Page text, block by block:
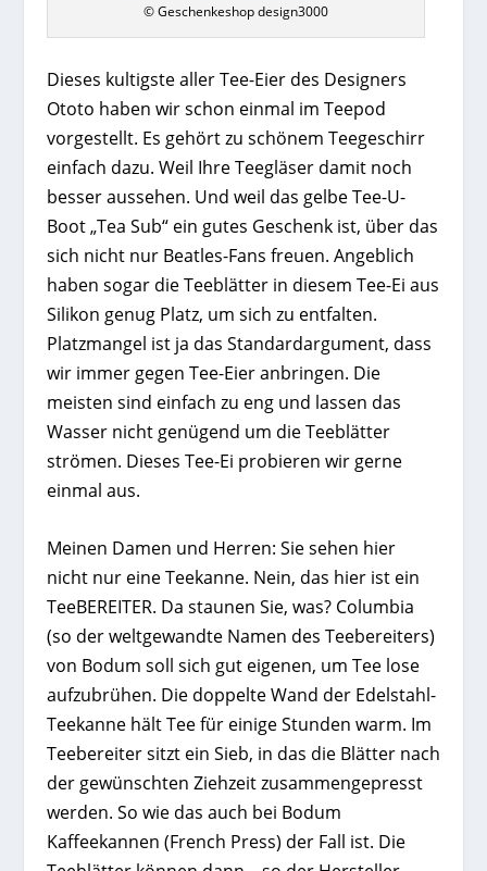
© Geschenkeshop design3000
Dieses kultigste aller Tee-Eier des Designers
Ototo haben wir schon einmal im Teepod
vorgestellt. Es gehört zu schönem Teegeschirr
einfach dazu. Weil Ihre Teegläser damit noch
besser aussehen. Und weil das gelbe Tee-U-
Boot „Tea Sub“ ein gutes Geschenk ist, über das
sich nicht nur Beatles-Fans freuen. Angeblich
haben sogar die Teeblätter in diesem Tee-Ei aus
Silikon genug Platz, um sich zu entfalten.
Platzmangel ist ja das Standardargument, dass
wir immer gegen Tee-Eier anbringen. Die
meisten sind einfach zu eng und lassen das
Wasser nicht genügend um die Teeblätter
strömen. Dieses Tee-Ei probieren wir gerne
einmal aus.
Meinen Damen und Herren: Sie sehen hier
nicht nur eine Teekanne. Nein, das hier ist ein
TeeBEREITER. Da staunen Sie, was? Columbia
(so der weltgewandte Namen des Teebereiters)
von Bodum soll sich gut eigenen, um Tee lose
aufzubrühen. Die doppelte Wand der Edelstahl-
Teekanne hält Tee für einige Stunden warm. Im
Teebereiter sitzt ein Sieb, in das die Blätter nach
der gewünschten Ziehzeit zusammengepresst
werden. So wie das auch bei Bodum
Kaffeekannen (French Press) der Fall ist. Die